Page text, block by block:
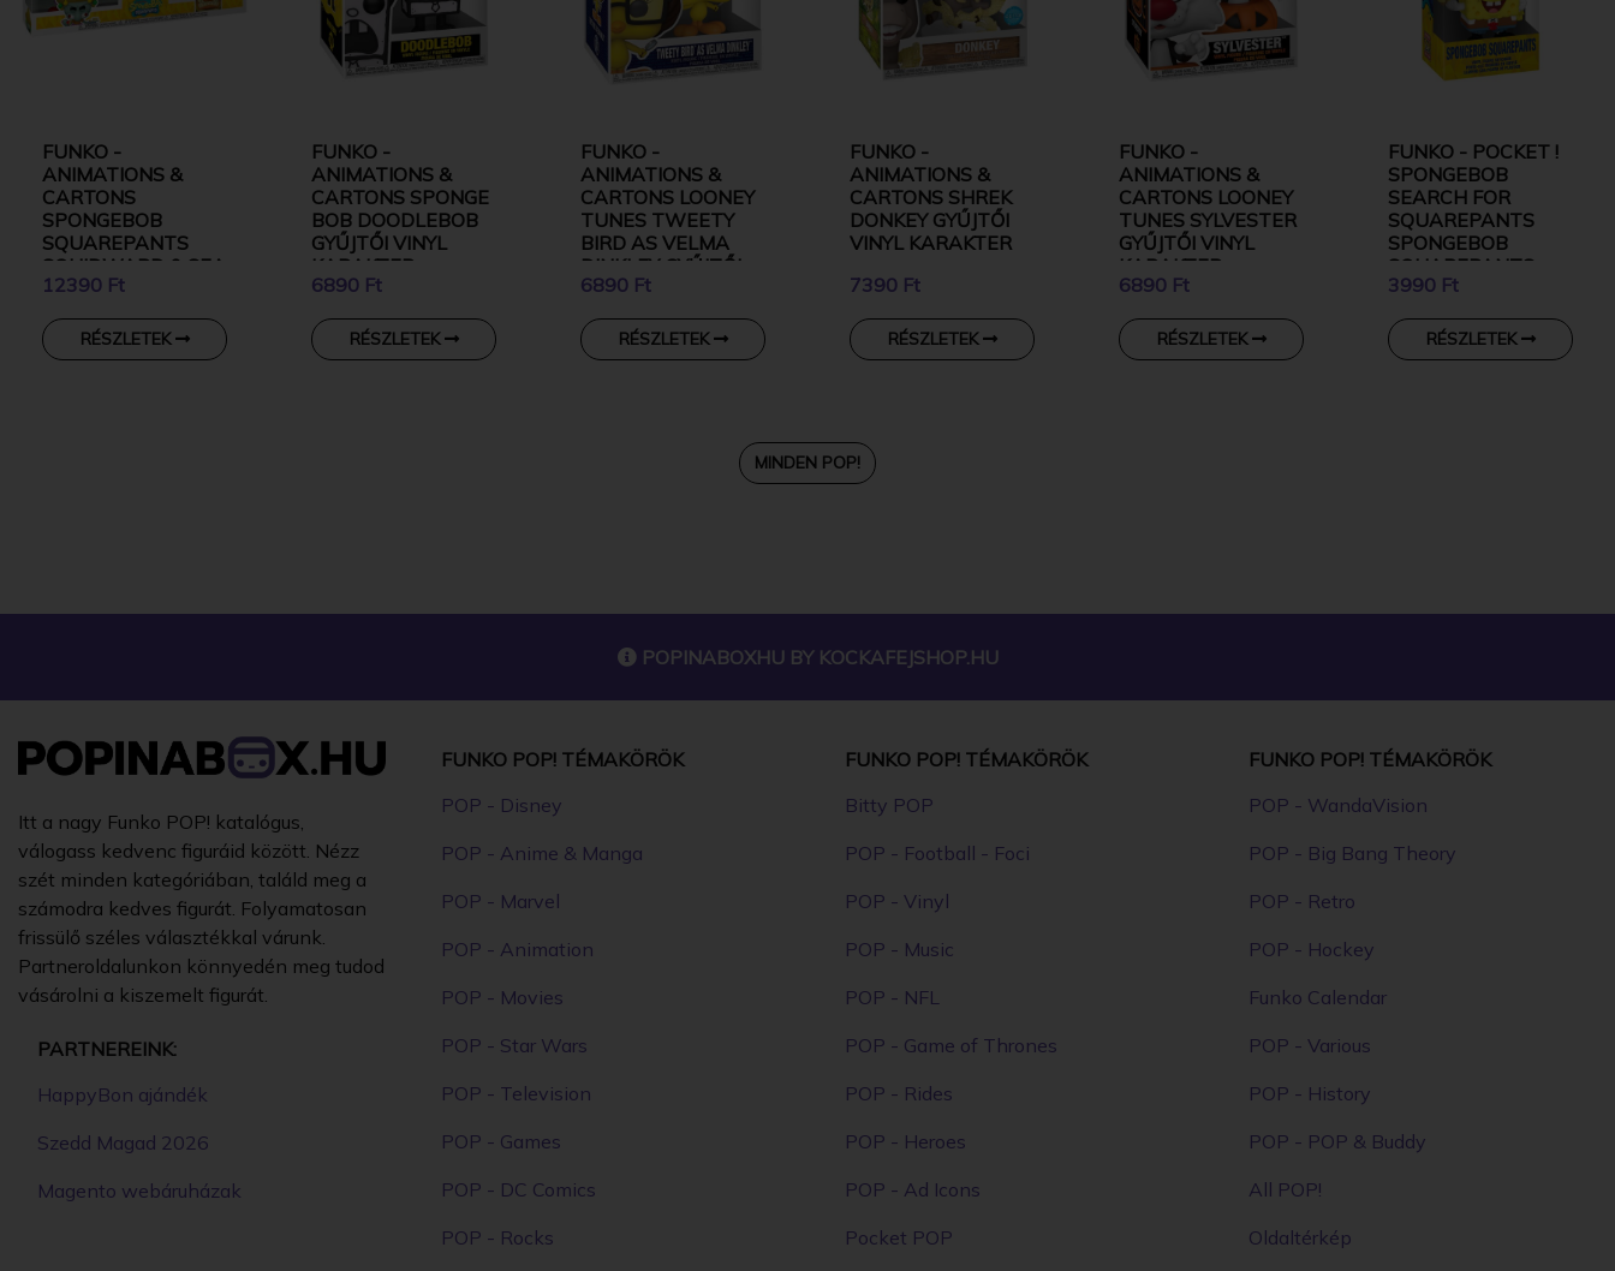
FUNKO -
ANIMATIONS &
CARTONS
SPONGEBOB
SQUAREPANTS
SQUIDWARD & SEA
BEAR 2DBOS
12390 Ft
RÉSZLETEK
FUNKO -
ANIMATIONS &
CARTONS SPONGE
BOB DOODLEBOB
GYŰJTŐI VINYL
KARAKTER
6890 Ft
RÉSZLETEK
FUNKO -
ANIMATIONS &
CARTONS LOONEY
TUNES TWEETY
BIRD AS VELMA
DINKLEY GYŰJTŐI
VINYL KARAKTER
6890 Ft
RÉSZLETEK
FUNKO -
ANIMATIONS &
CARTONS SHREK
DONKEY GYŰJTŐI
VINYL KARAKTER
7390 Ft
RÉSZLETEK
FUNKO -
ANIMATIONS &
CARTONS LOONEY
TUNES SYLVESTER
GYŰJTŐI VINYL
KARAKTER
6890 Ft
RÉSZLETEK
FUNKO - POCKET !
SPONGEBOB
SEARCH FOR
SQUAREPANTS
SPONGEBOB
SQUAREPANTS
KULCSTARTÓ
3990 Ft
RÉSZLETEK
MINDEN POP!
POPINABOXHU BY KOCKAFEJSHOP.HU
Itt a nagy Funko POP! katalógus,
válogass kedvenc figuráid között. Nézz
szét minden kategóriában, találd meg a
számodra kedves figurát. Folyamatosan
frissülő széles választékkal várunk.
Partneroldalunkon könnyedén meg tudod
vásárolni a kiszemelt figurát.
PARTNEREINK:
HappyBon ajándék
Szedd Magad 2026
Magento webáruházak
FUNKO POP! TÉMAKÖRÖK
POP - Disney
POP - Anime & Manga
POP - Marvel
POP - Animation
POP - Movies
POP - Star Wars
POP - Television
POP - Games
POP - DC Comics
POP - Rocks
FUNKO POP! TÉMAKÖRÖK
Bitty POP
POP - Football - Foci
POP - Vinyl
POP - Music
POP - NFL
POP - Game of Thrones
POP - Rides
POP - Heroes
POP - Ad Icons
Pocket POP
FUNKO POP! TÉMAKÖRÖK
POP - WandaVision
POP - Big Bang Theory
POP - Retro
POP - Hockey
Funko Calendar
POP - Various
POP - History
POP - POP & Buddy
All POP!
Oldaltérkép